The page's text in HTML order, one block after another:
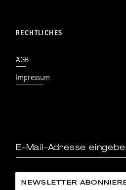
RECHTLICHES
AGB
Impressum